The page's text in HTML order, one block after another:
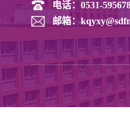
电话：0531-
邮箱：